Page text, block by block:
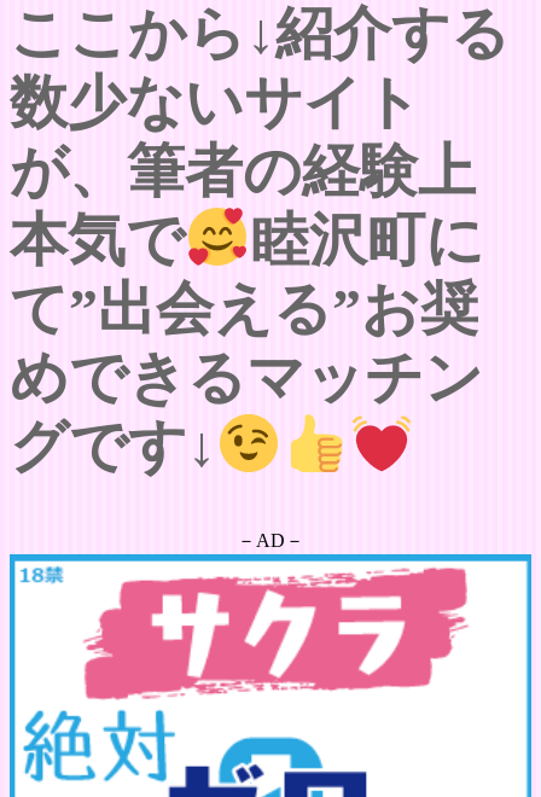
ここから↓紹介する
数少ないサイト
が、筆者の経験上
本気で
睦沢町に
て”出会える”お奨
めできるマッチン
グです↓
－AD－